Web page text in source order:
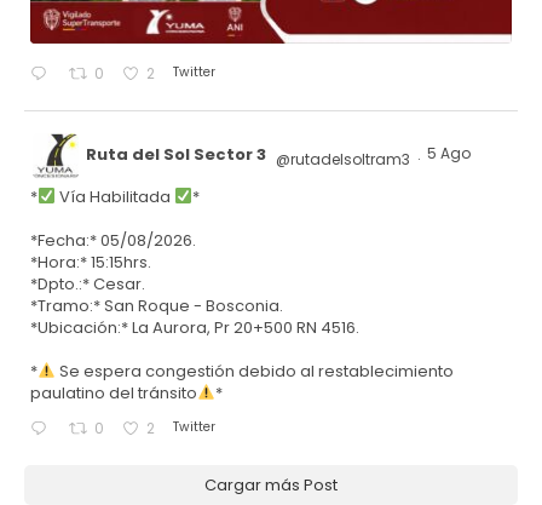
0 2 Twitter
Ruta del Sol Sector 3 @rutadelsoltram3 · 5 Ago
* Vía Habilitada
*
*Fecha:* 05/08/2026.
*Hora:* 15:15hrs.
*Dpto.:* Cesar.
*Tramo:* San Roque - Bosconia.
*Ubicación:* La Aurora, Pr 20+500 RN 4516.
*
Se espera congestión debido al restablecimiento
paulatino del tránsito
*
0 2 Twitter
Cargar más Post